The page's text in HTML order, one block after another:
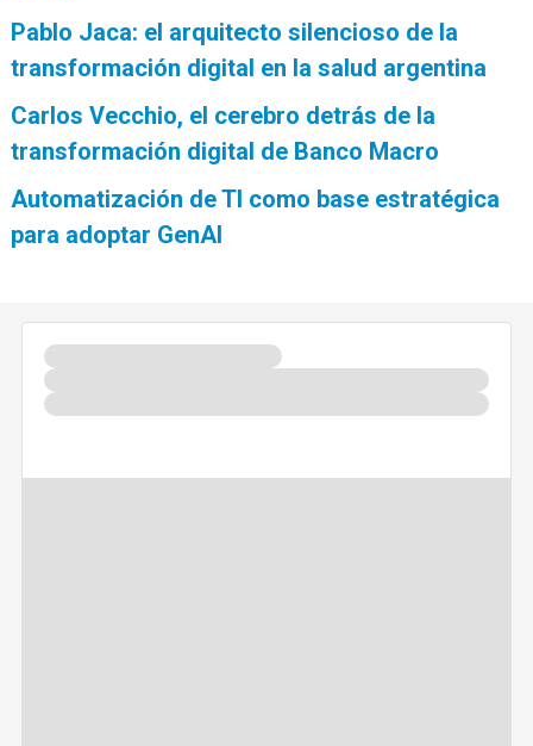
Pablo Jaca: el arquitecto silencioso de la
transformación digital en la salud argentina
Carlos Vecchio, el cerebro detrás de la
transformación digital de Banco Macro
Automatización de TI como base estratégica
para adoptar GenAI